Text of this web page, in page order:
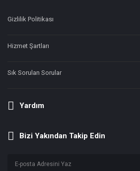
Gizlilik Politikası
Hizmet Şartları
Sık Sorulan Sorular
Yardım
Bizi Yakından Takip Edin